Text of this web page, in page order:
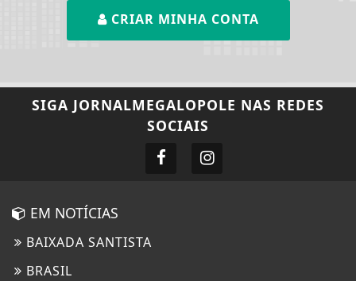
CRIAR MINHA CONTA
SIGA JORNALMEGALOPOLE NAS REDES
SOCIAIS
EM NOTÍCIAS
BAIXADA SANTISTA
BRASIL